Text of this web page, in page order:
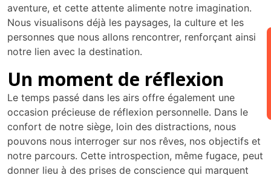
aventure, et cette attente alimente notre imagination.
Nous visualisons déjà les paysages, la culture et les
personnes que nous allons rencontrer, renforçant ainsi
notre lien avec la destination.
Un moment de réflexion
Le temps passé dans les airs offre également une
occasion précieuse de réflexion personnelle. Dans le
confort de notre siège, loin des distractions, nous
pouvons nous interroger sur nos rêves, nos objectifs et
notre parcours. Cette introspection, même fugace, peut
donner lieu à des prises de conscience qui marquent